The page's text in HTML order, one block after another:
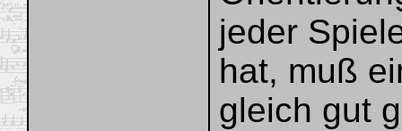
jeder
hat, muß
gleich gut